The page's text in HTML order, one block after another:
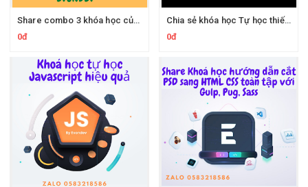
Share combo 3 khóa học của Evondev.com trên kt.city
0đ
Chia sẻ khóa học Tự học thiết kế website với HTML CSS từ cơ bản tới nâng cao cho người mới bắt đầu của tác giả Evondev
0đ